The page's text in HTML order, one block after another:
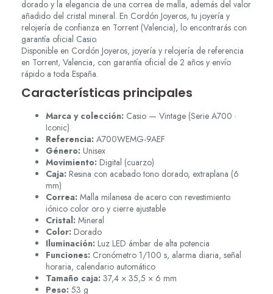
dorado y la elegancia de una correa de malla, además del valor
añadido del cristal mineral. En Cordón Joyeros, tu joyería y
relojería de confianza en Torrent (Valencia), lo encontrarás con
garantía oficial Casio.
Disponible en Cordón Joyeros, joyería y relojería de referencia
en Torrent, Valencia, con garantía oficial de 2 años y envío
rápido a toda España.
Características principales
Marca y colección: Casio — Vintage (Serie A700 ·
Iconic)
Referencia: A700WEMG-9AEF
Género: Unisex
Movimiento: Digital (cuarzo)
Caja: Resina con acabado tono dorado, extraplana (6
mm)
Correa: Malla milanesa de acero con revestimiento
iónico color oro y cierre ajustable
Cristal: Mineral
Color: Dorado
Iluminación: Luz LED ámbar de alta potencia
Funciones: Cronómetro 1/100 s, alarma diaria, señal
horaria, calendario automático
Tamaño caja: 37,4 × 35,5 × 6 mm
Peso: 53 g